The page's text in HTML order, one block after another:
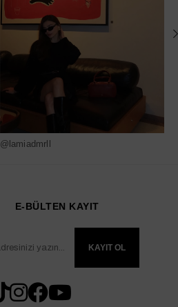
@lamiadmrll
E-BÜLTEN KAYIT
KAYIT OL